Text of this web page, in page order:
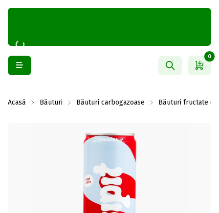
0
Acasă Băuturi Băuturi carbogazoase Băuturi fructate